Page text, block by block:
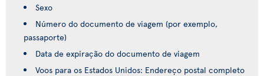
Sexo
Número do documento de viagem (por exemplo,
passaporte)
Data de expiração do documento de viagem
Voos para os Estados Unidos: Endereço postal completo